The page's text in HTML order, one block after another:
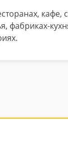
фабриках-